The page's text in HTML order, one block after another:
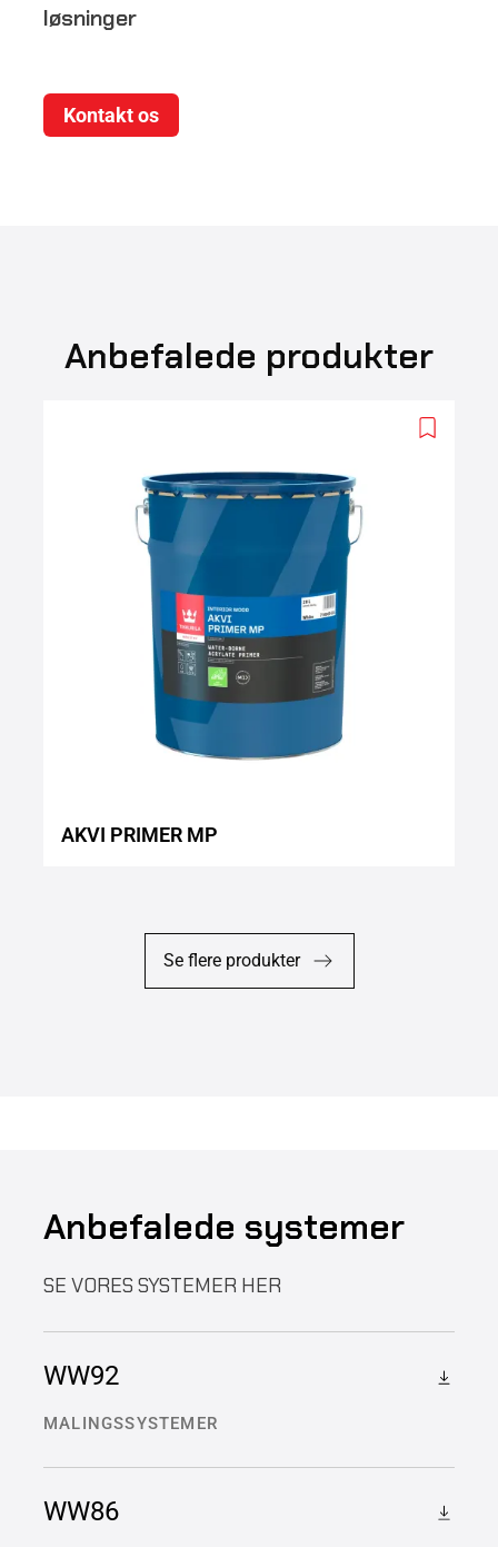
løsninger
Kontakt os
Anbefalede produkter
Add
AKVI PRIMER MP
Se flere produkter
Anbefalede systemer
SE VORES SYSTEMER HER
WW92
MALINGSSYSTEMER
WW86